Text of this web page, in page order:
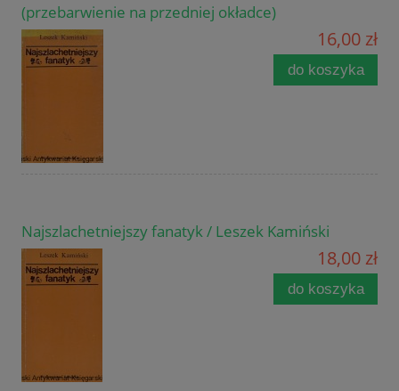
(przebarwienie na przedniej okładce)
16,00 zł
do koszyka
Najszlachetniejszy fanatyk / Leszek Kamiński
18,00 zł
do koszyka